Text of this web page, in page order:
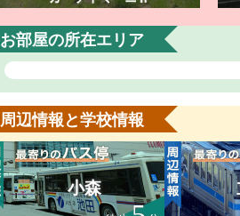
お部屋の所在エリア
周辺情報と学校情報
小森